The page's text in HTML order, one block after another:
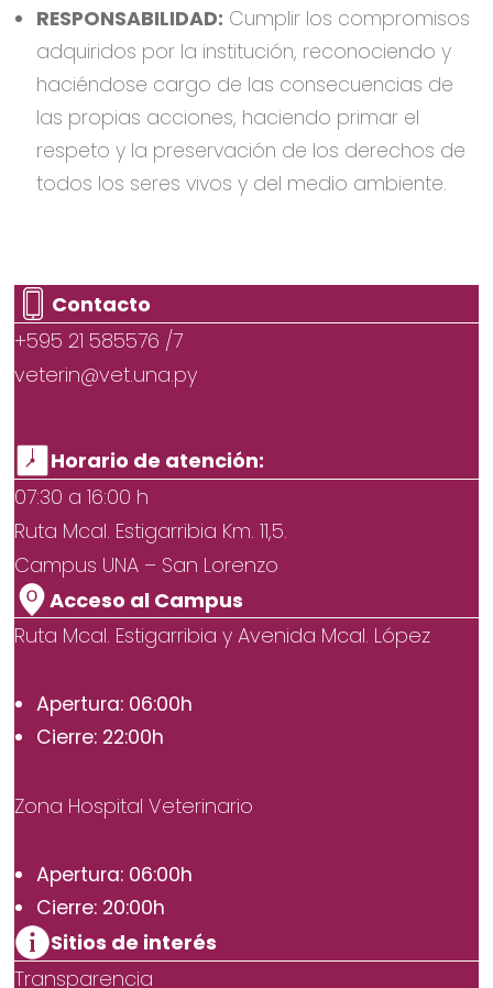
RESPONSABILIDAD: Cumplir los compromisos
adquiridos por la institución, reconociendo y
haciéndose cargo de las consecuencias de
las propias acciones, haciendo primar el
respeto y la preservación de los derechos de
todos los seres vivos y del medio ambiente.
Contacto
+595 21 585576 /7
veterin@vet.una.py
Horario de atención:
07:30 a 16:00 h
Ruta Mcal. Estigarribia Km. 11,5.
Campus UNA – San Lorenzo
Acceso al Campus
Ruta Mcal. Estigarribia y Avenida Mcal. López
Apertura: 06:00h
Cierre: 22:00h
Zona Hospital Veterinario
Apertura: 06:00h
Cierre: 20:00h
Sitios de interés
Transparencia